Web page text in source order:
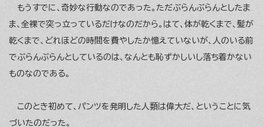
もうすでに、奇妙な行動なのであった。ただぶらんぶらんとしたま
ま、全裸で突っ立っているだけなのだから。はて、体が乾くまで、髪が
乾くまで、どれほどの時間を費やしたか憶えていないが、人のいる前
でぶらんぶらんとしているのは、なんとも恥ずかしいし落ち着かない
ものなのである。
このとき初めて、パンツを発明した人類は偉大だ、ということに気
づいたのだった。